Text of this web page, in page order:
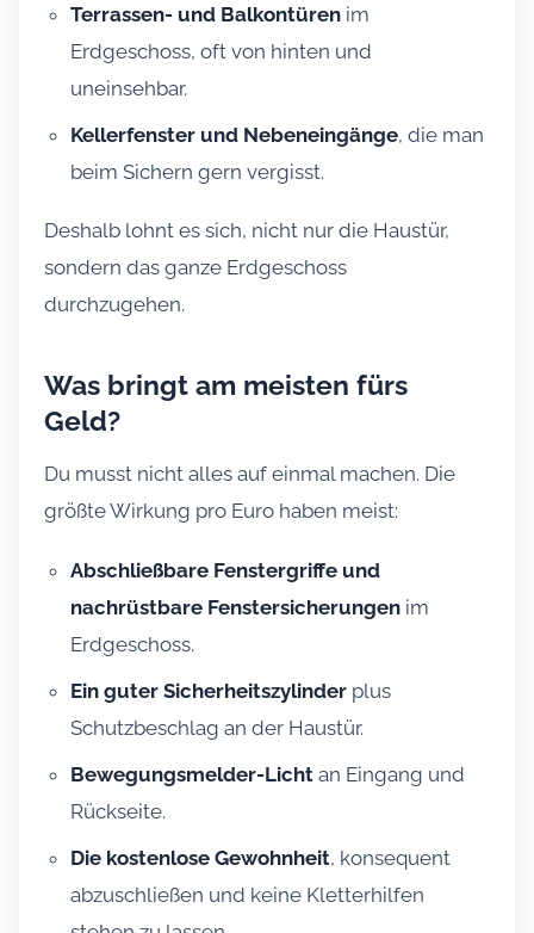
Terrassen- und Balkontüren im
Erdgeschoss, oft von hinten und
uneinsehbar.
Kellerfenster und Nebeneingänge, die man
beim Sichern gern vergisst.
Deshalb lohnt es sich, nicht nur die Haustür,
sondern das ganze Erdgeschoss
durchzugehen.
Was bringt am meisten fürs
Geld?
Du musst nicht alles auf einmal machen. Die
größte Wirkung pro Euro haben meist:
Abschließbare Fenstergriffe und
nachrüstbare Fenstersicherungen im
Erdgeschoss.
Ein guter Sicherheitszylinder plus
Schutzbeschlag an der Haustür.
Bewegungsmelder-Licht an Eingang und
Rückseite.
Die kostenlose Gewohnheit, konsequent
abzuschließen und keine Kletterhilfen